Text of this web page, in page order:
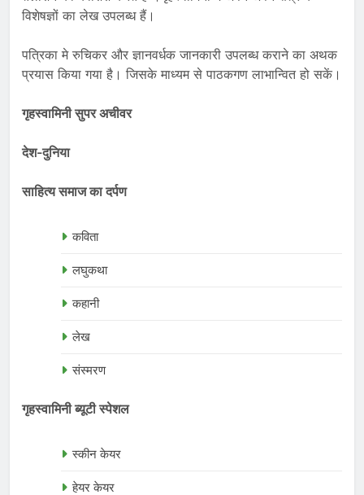
विशेषज्ञों का लेख उपलब्ध हैं।
पत्रिका मे रुचिकर और ज्ञानवर्धक जानकारी उपलब्ध कराने का अथक
प्रयास किया गया है। जिसके माध्यम से पाठकगण लाभान्वित हो सकें।
गृहस्वामिनी सुपर अचीवर
देश-दुनिया
साहित्य समाज का दर्पण
कविता
लघुकथा
कहानी
लेख
संस्मरण
गृहस्वामिनी ब्यूटी स्पेशल
स्कीन केयर
हेयर केयर